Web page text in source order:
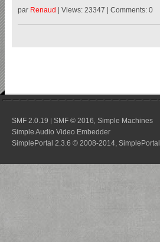
par Renaud | Views: 23347 | Comments: 0
SMF 2.0.19 | SMF © 2016 Simple Machines
Simple Audio Video Embedder
SimplePortal 2.3.6 © 2008-2014, SimplePortal